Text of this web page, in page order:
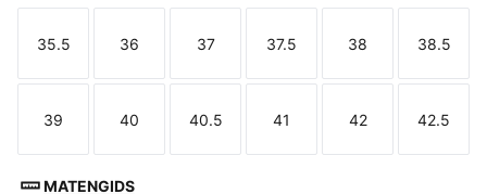
Maat
35.5
Maat
36
Maat
37
Maat
37.5
Maat
38
Maat
38.5
Maat
39
Maat
40
Maat
40.5
Maat
41
Maat
42
Maat
42.5
MATENGIDS